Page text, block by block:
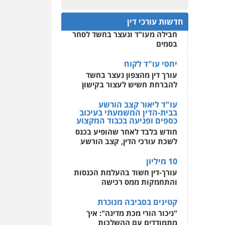
0505643689
עו"ד שלומי שרון
פלילי צבאי מעצרים
וחקירות
עו"ד אלון קריטי
פלילי כלכלי אלימות
סמים מעצרים
0525544654
עו"ד דפנה לביא
משפחה גישור
0507206063
0522508109
אחסון אתרים
לעורכי דין
אסירים עבירות מין
שירותים מקצועיים לעורכי
דין
0544500346
חדשות עורכי דין
חפץ חשוד
עצור בתיק ניסיון רצח קיבל
חבילה מעו"ד ונעצר בחשד לסחר
בסמים
יחסי עו"ד לקוח
עורך דין מהצפון נעצר בחשד
להברחת חשיש לעצור בקישון
עו"ד ליאור קצב הורשע
בבית-הדין המשמעתי בעיכוב
כספים ופגיעה בכבוד המקצוע
חודש בלבד לאחר שהופיע בכנס
לשכת עורכי הדין, קצב הורשע
10 מיליון
עורך-דין חשוד בהעלמת הכנסות
והתחמקות ממס רכישה
קטינים בסביבה מנוכרת
"ניכור הורי מכת מדינה": איך
מתמודדים עם ההשלכות